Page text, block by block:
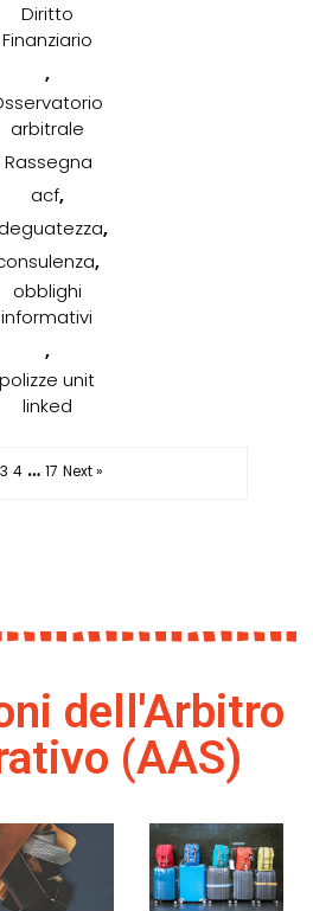
Diritto
Finanziario
,
arbitrale
Rassegna
acf,
,
,
obblighi
informativi
,
polizze unit
linked
3 4 … 17 Next »
dell'Arbitro
(AAS)